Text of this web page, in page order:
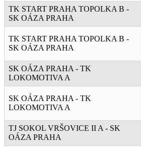
TK START PRAHA TOPOLKA B -
SK OÁZA PRAHA
TK START PRAHA TOPOLKA B -
SK OÁZA PRAHA
SK OÁZA PRAHA - TK
LOKOMOTIVA A
SK OÁZA PRAHA - TK
LOKOMOTIVA A
TJ SOKOL VRŠOVICE II A - SK
OÁZA PRAHA